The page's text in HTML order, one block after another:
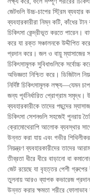
জেটগুলি উচ্চ-চাপের স্ট্রিম ব্যবহার
ব্যবহারকারীরা নিম্ন কটি, কাঁধের
চিকিৎসা কেন্দ্রীভূত করতে পারেন।
করে যা রক্ত সঞ্চালনকে উদ্দীপিত
প্রদান করে। জল ও বায়ু ম্যাসাজের
চিকিৎসামূলক সুবিধাগুলিকে সর্বোচ্চ
অভিজ্ঞতা নিশ্চিত করে। ডিজিটাল
নির্দিষ্ট চিকিৎসামূলক লক্ষ্য—যেমন
জন্য পূর্বনির্ধারিত প্রোগ্রাম সমৃদ্ধ।
ব্যবহারকারীকে তাদের পছন্দের
চিকিৎসা সেশনগুলি সহজেই পুনরায়
ক্রোমোথেরাপি আলোক ব্যবস্থার
উন্নত করা যায় এবং গভীর
নিয়ন্ত্রণ ব্যবহারকারীদের তাদের
তীব্রতা ধীরে ধীরে বাড়ানো বা
জেট রয়েছে যা বৃহত্তর পেশী
তুলনায় আরও ব্যাপক কভারেজ প্রদান
উন্নত করার ক্ষমতা শরীরে ফোলাভাব